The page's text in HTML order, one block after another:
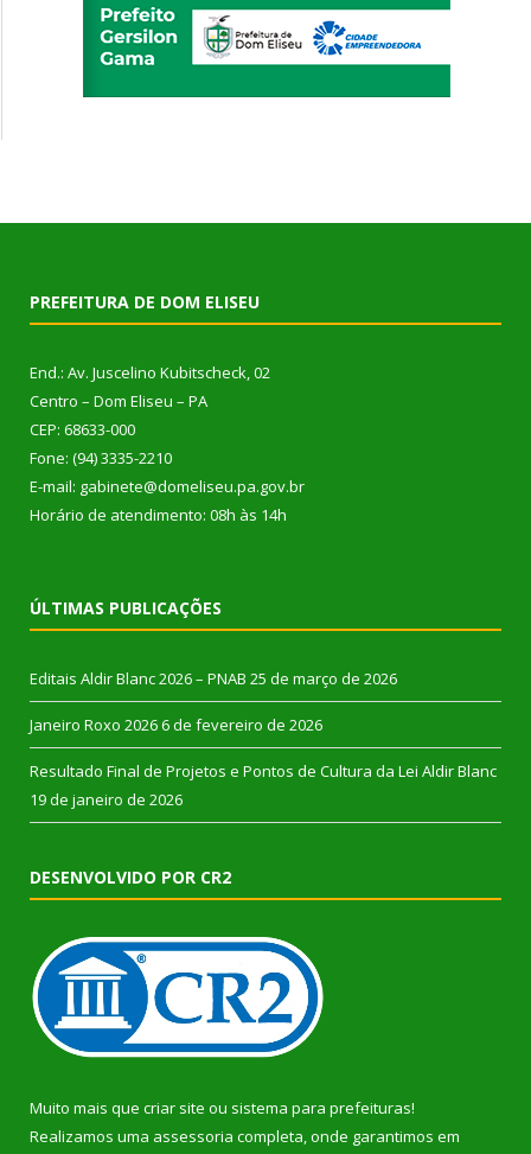
PREFEITURA DE DOM ELISEU
End.: Av. Juscelino Kubitscheck, 02
Centro – Dom Eliseu – PA
CEP: 68633-000
Fone: (94) 3335-2210
E-mail: gabinete@domeliseu.pa.gov.br
Horário de atendimento: 08h às 14h
ÚLTIMAS PUBLICAÇÕES
Editais Aldir Blanc 2026 – PNAB 25 de março de 2026
Janeiro Roxo 2026 6 de fevereiro de 2026
Resultado Final de Projetos e Pontos de Cultura da Lei Aldir Blanc
19 de janeiro de 2026
DESENVOLVIDO POR CR2
Muito mais que criar site ou sistema para prefeituras!
Realizamos uma assessoria completa, onde garantimos em